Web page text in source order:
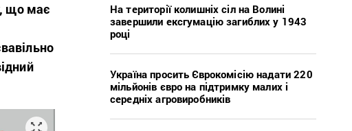
що має
На території колишніх сіл на Волині
завершили ексгумацію загиблих у 1943
році
Україна просить Єврокомісію надати 220
мільйонів євро на підтримку малих і
середніх агровиробників